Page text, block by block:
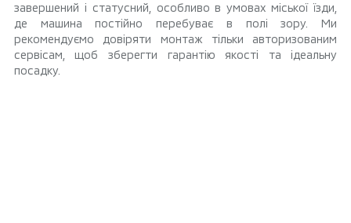
завершений і статусний, особливо в умовах міської їзди,
де машина постійно перебуває в полі зору. Ми
рекомендуємо довіряти монтаж тільки авторизованим
сервісам, щоб зберегти гарантію якості та ідеальну
посадку.